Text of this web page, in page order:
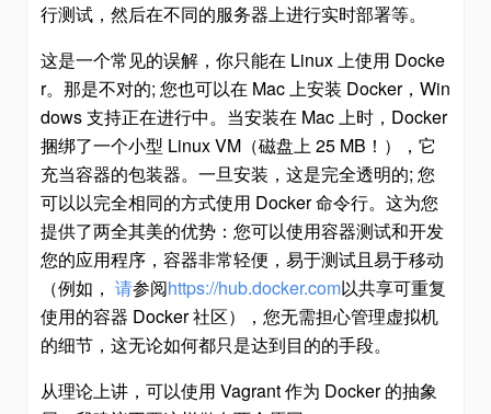
行测试，然后在不同的服务器上进行实时部署等。
这是一个常见的误解，你只能在 Linux 上使用 Docke
r。那是不对的; 您也可以在 Mac 上安装 Docker，Win
dows 支持正在进行中。当安装在 Mac 上时，Docker
捆绑了一个小型 Linux VM（磁盘上 25 MB！），它
充当容器的包装器。一旦安装，这是完全透明的; 您
可以以完全相同的方式使用 Docker 命令行。这为您
提供了两全其美的优势：您可以使用容器测试和开发
您的应用程序，容器非常轻便，易于测试且易于移动
（例如， 请参阅https://hub.docker.com以共享可重复
使用的容器 Docker 社区），您无需担心管理虚拟机
的细节，这无论如何都只是达到目的的手段。
从理论上讲，可以使用 Vagrant 作为 Docker 的抽象